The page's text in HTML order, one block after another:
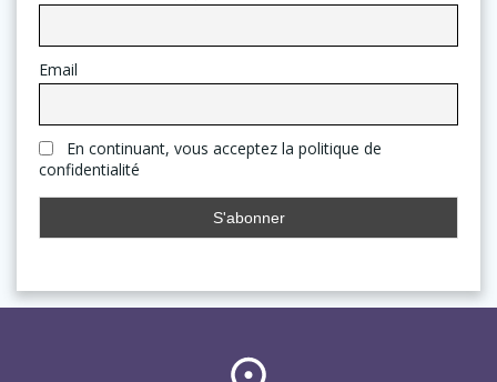
Email
En continuant, vous acceptez la politique de
confidentialité